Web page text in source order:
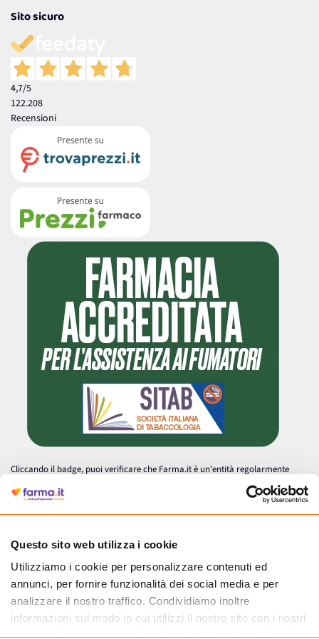
Questo sito web utilizza i cookie
Utilizziamo i cookie per personalizzare contenuti ed
annunci, per fornire funzionalità dei social media e per
analizzare il nostro traffico. Condividiamo inoltre
informazioni sul modo in cui utilizzi il nostro sito con i nostri
partner che si occupano di analisi dei dati web, pubblicità e
Sito sicuro
4,7/5
122.208
Recensioni
Cliccando il badge, puoi verificare che Farma.it è un'entità regolarmente
autorizzata dal Ministero della Salute a effettuare la vendita online di
medicinali.